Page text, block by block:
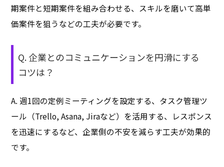
期案件と短期案件を組み合わせる、スキルを磨いて高単
価案件を狙うなどの工夫が必要です。
Q. 企業とのコミュニケーションを円滑にする
コツは？
A. 週1回の定例ミーティングを設定する、タスク管理ツ
ール（Trello, Asana, Jiraなど）を活用する、レスポンス
を迅速にするなど、企業側の不安を減らす工夫が効果的
です。